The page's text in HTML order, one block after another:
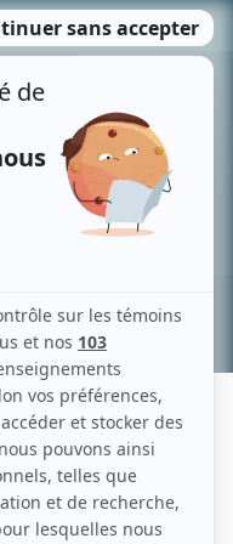
MENU
Recherche avancée »